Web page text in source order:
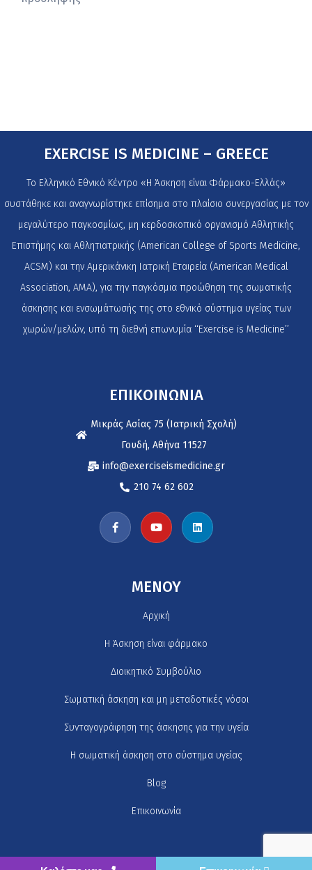
EXERCISE IS MEDICINE – GREECE
Το Ελληνικό Εθνικό Κέντρο «Η Άσκηση είναι Φάρμακο-Ελλάς»
συστάθηκε και αναγνωρίστηκε επίσημα στο πλαίσιο συνεργασίας με τον
μεγαλύτερο παγκοσμίως, μη κερδοσκοπικό οργανισμό Αθλητικής
Επιστήμης και Αθλητιατρικής (American College of Sports Medicine,
ACSM) και την Αμερικάνικη Ιατρική Εταιρεία (American Medical
Association, AMA), για την παγκόσμια προώθηση της σωματικής
άσκησης και ενσωμάτωσής της στο εθνικό σύστημα υγείας των
χωρών/μελών, υπό τη διεθνή επωνυμία ‘‘Exercise is Medicine’’
ΕΠΙΚΟΙΝΩΝΙΑ
Μικράς Ασίας 75 (Ιατρική Σχολή)
Γουδή, Αθήνα 11527
info@exerciseismedicine.gr
210 74 62 602
MENOY
Αρχική
H Άσκηση είναι φάρμακο
Διοικητικό Συμβούλιο
Σωματική άσκηση και μη μεταδοτικές νόσοι
Συνταγογράφηση της άσκησης για την υγεία
Η σωματική άσκηση στο σύστημα υγείας
Blog
Επικοινωνία